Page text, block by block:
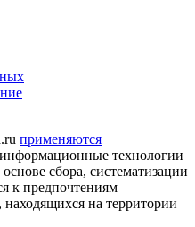
применяются
технологии
сбора, систематизации
к предпочтениям
находящихся на территории